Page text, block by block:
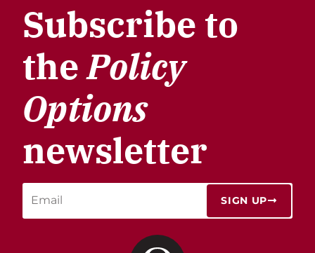
Subscribe to
thePolicy
Options
newsletter
SIGN UP